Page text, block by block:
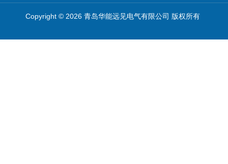
Copyright © 2026 青岛华能远见电气有限公司 版权所有